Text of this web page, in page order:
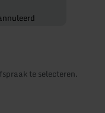
te selecteren.